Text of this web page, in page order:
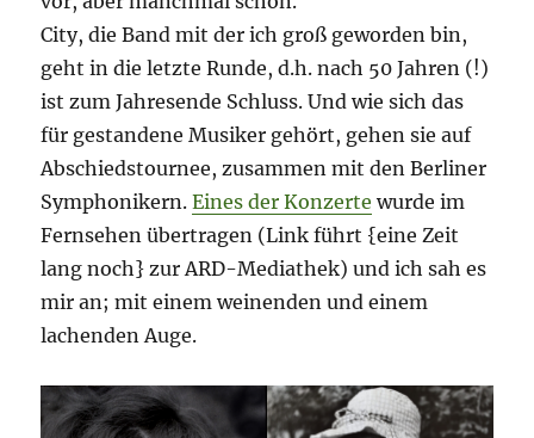
City, die Band mit der ich groß geworden bin,
geht in die letzte Runde, d.h. nach 50 Jahren (!)
ist zum Jahresende Schluss. Und wie sich das
für gestandene Musiker gehört, gehen sie auf
Abschiedstournee, zusammen mit den Berliner
Symphonikern.Eines der Konzerte wurde im
Fernsehen übertragen (Link führt {eine Zeit
lang noch} zur ARD-Mediathek) und ich sah es
mir an; mit einem weinenden und einem
lachenden Auge.